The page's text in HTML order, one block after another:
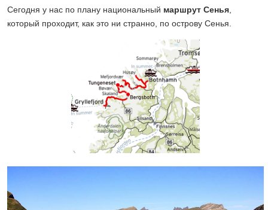
Сегодня у нас по плану национальный маршрут Сенья
который проходит, как это ни странно, по острову Сенья.